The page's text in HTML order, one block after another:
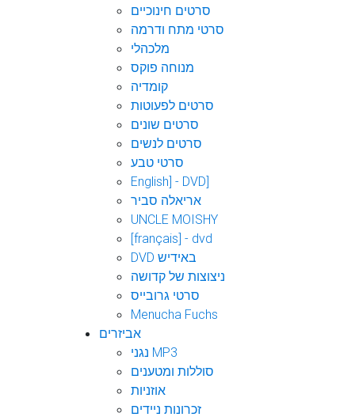
סרטים חינוכיים
סרטי מתח ודרמה
מלכהלי
מנוחה פוקס
קומדיה
סרטים לפעוטות
סרטים שונים
סרטים לנשים
סרטי טבע
English] - DVD]
אריאלה סביר
UNCLE MOISHY
[français] - dvd
DVD באידיש
ניצוצות של קדושה
סרטי גרובייס
Menucha Fuchs
אביזרים
נגני MP3
סוללות ומטענים
אוזניות
זכרונות ניידים